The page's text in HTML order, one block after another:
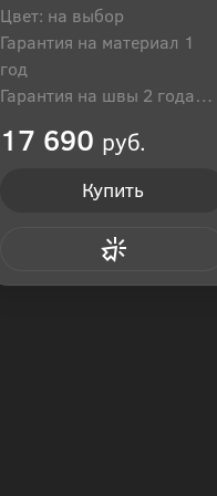
Цвет: на выбор
Гарантия на материал 1
год
Гарантия на швы 2 года
17 690 руб.
Купить